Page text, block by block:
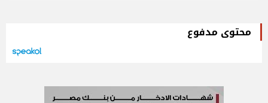
محتوى مدفوع